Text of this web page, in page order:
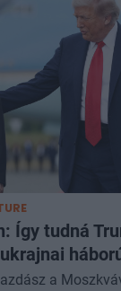
Így tudná
a